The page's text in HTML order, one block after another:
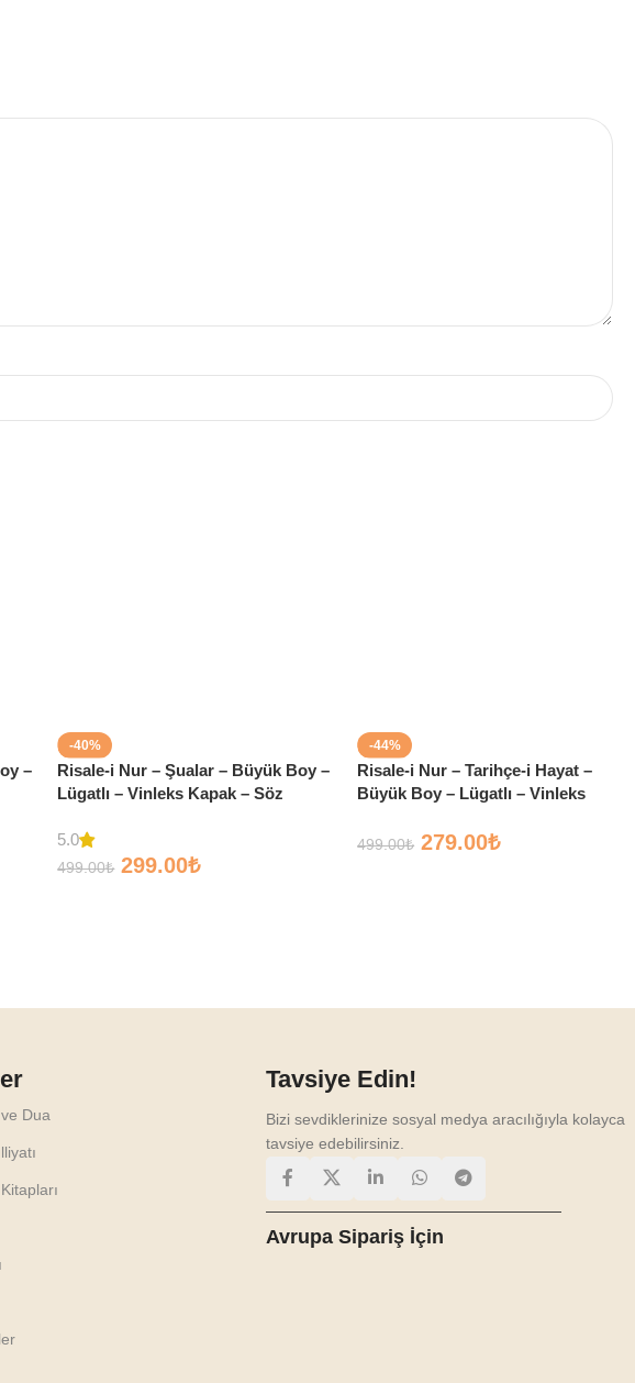
–
-40%
Risale-i Nur – Şualar – Büyük Boy –
Lügatlı – Vinleks Kapak – Söz
5.0
499.00₺ 299.00₺
-44%
Risale-i Nur – Tarihçe-i Hayat –
Büyük Boy – Lügatlı – Vinleks
499.00₺ 279.00₺
Dua
Tavsiye Edin!
Bizi sevdiklerinize sosyal medya aracılığıyla kolayca
tavsiye edebilirsiniz.
Avrupa Sipariş İçin